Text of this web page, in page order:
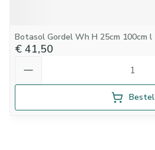
Botasol Gordel Wh H 25cm 100cm l
€ 41,50
Bestel